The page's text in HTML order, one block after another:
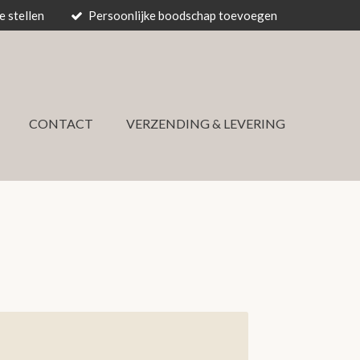
stellen Persoonlijke boodschap toevoegen
CONTACT VERZENDING & LEVERING